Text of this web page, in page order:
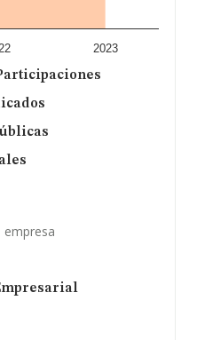
2023
empresa